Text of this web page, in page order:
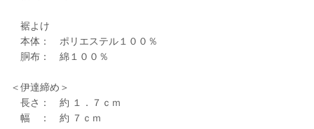
裾よけ
本体： ポリエステル１００％
胴布： 綿１００％
＜伊達締め＞
長さ： 約 １．７ｃｍ
幅 ： 約 ７ｃｍ